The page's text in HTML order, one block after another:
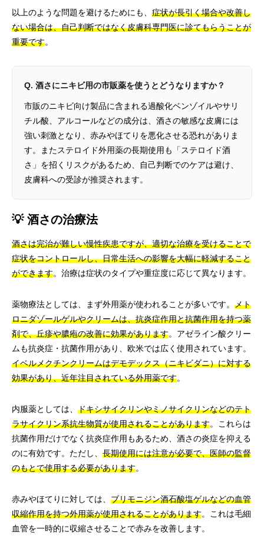
以上のような問題を避けるためにも、 症状が長引く場合や改善し
ない場合は、自己判断ではなく皮膚科専門医に診てもらうことが
重要です。
Q. 酒さにニキビ用の市販薬を使うとどうなりますか？
市販のニキビ向け製品に含まれる過酸化ベンゾイルやサリ
チル酸、アルコールなどの成分は、酒さの敏感な皮膚には
強い刺激となり、赤みやほてりを悪化させる恐れがありま
す。またステロイド外用薬の長期使用も「ステロイド酒
さ」を招くリスクがあるため、自己判断でのケアは避け、
皮膚科への受診が推奨されます。
💡 酒さの治療法
酒さは完治が難しい慢性疾患ですが、適切な治療を受けることで
症状をコントロールし、日常生活への影響を大幅に軽減すること
ができます。治療は症状のタイプや重症度に応じて異なります。
薬物療法としては、まず外用薬が使われることが多いです。 メト
ロニダゾールゲルやクリームは、抗炎症作用と抗菌作用を持つ薬
剤で、丘疹や膿疱の改善に効果があります。アゼライン酸クリー
ムも抗炎症・抗菌作用があり、欧米では広く使用されています。
イベルメクチンクリームはデモデックス（ニキビダニ）に対する
効果があり、近年注目されている外用薬です。
内服薬としては、 ドキシサイクリンやミノサイクリンなどのテト
ラサイクリン系抗生物質が使用されることがあります。これらは
抗菌作用だけでなく抗炎症作用もあるため、酒さの炎症を抑える
のに有効です。ただし、 長期使用には注意が必要で、医師の監督
のもとで使用する必要があります。
赤みやほてりに対しては、 ブリモニジン酒石酸塩ゲルなどの血管
収縮作用を持つ外用薬が使用されることがあります。これは毛細
血管を一時的に収縮させることで赤みを改善します。